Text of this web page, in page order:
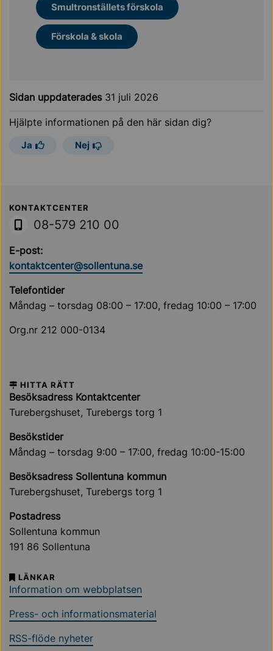
Smultronställets förskola
Förskola & skola
Sidan uppdaterades 31 juli 2026
Hjälpte informationen på den här sidan dig?
Ja Nej
Sollentuna Kommun
KONTAKTCENTER
08-579 210 00
E-post:
kontaktcenter@sollentuna.se
Telefontider
Måndag – torsdag 08:00 – 17:00, fredag 10:00 – 17:00
Org.nr 212 000-0134
HITTA RÄTT
Besöksadress Kontaktcenter
Turebergshuset, Turebergs torg 1
Besökstider
Måndag – torsdag 9:00 – 17:00, fredag 10:00-15:00
Besöksadress Sollentuna kommun
Turebergshuset, Turebergs torg 1
Postadress
Sollentuna kommun
191 86 Sollentuna
LÄNKAR
Information om webbplatsen
Press- och informationsmaterial
RSS-flöde nyheter